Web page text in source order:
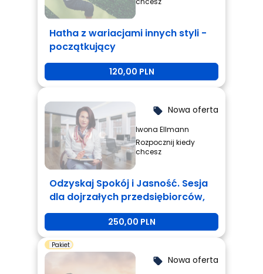
Hatha z wariacjami innych styli -
początkujący
120,00 PLN
local_offer Nowa oferta
Iwona Ellmann
Rozpocznij kiedy
chcesz
Odzyskaj Spokój i Jasność. Sesja
dla dojrzałych przedsiębiorców,
którzy są zmęczeni i potrzebują
250,00 PLN
Pakiet
local_offer Nowa oferta